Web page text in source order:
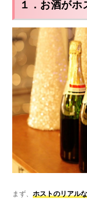
１．お酒が
まず、 ホストのリアル